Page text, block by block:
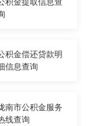
积金偿还贷款明
信息查询
南市公积金服务
线查询